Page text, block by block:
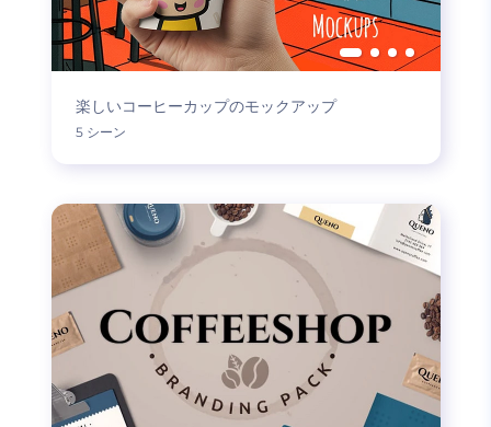
楽しいコーヒーカップのモックアップ
5 シーン